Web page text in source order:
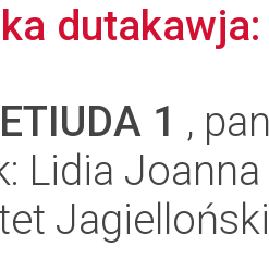
ETIUDA 1 ,
Lidia